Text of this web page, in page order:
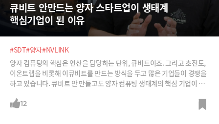
큐비트 안만드는 양자 스타트업이 생태계
핵심기업이 된 이유
#SDT#양자#NVLINK
양자 컴퓨팅의 핵심은 연산을 담당하는 단위, 큐비트이죠. 그리고 초전도,
이온트랩을 비롯해 이큐비트를 만드는 방식을 두고 많은 기업들이 경쟁을
하고 있습니다. 큐비트 안 만들고도 양자 컴퓨팅 생태계의 핵심 기업이 된
의 양자 컴퓨터든 구동할 수 있게 만드는 냉각 장비, 제어 계측 시스템, 소
12